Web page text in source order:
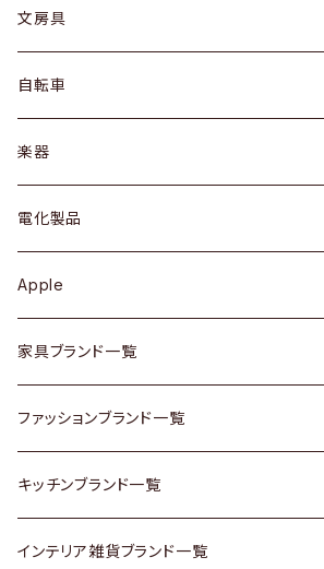
デスク / コンソール
ドレッサー
シェルフ
キュリオケース / 飾り棚
カップボード / 食器棚
チェスト
その他家具
Vintageヴィンテージ / Antiqueアンティーク
Designers / デザイナーズ
ピアス / イヤリング
バッグ
アウター
トップス
ワンピース
ボトムス
靴
スカーフ
腕時計
Vintage / ヴィンテージ
カップ / マグ
プレート / ボウル
カトラリー
ケトル / ティーポット
鍋 / フライパン
Vintage / ヴィンテージ
銀製品
和物 / 作家物
その他キッチン雑貨
文房具
自転車
dahon
楽器
ギター
ベース
その他楽器
電化製品
Apple
家具ブランド一覧
ACME Furniture / アクメ ファニチャー
ACTUS / アクタス
arflex / アルフレックス
ファッションブランド一覧
agnes b / アニエス ベー
BALLY / バリー
キッチンブランド一覧
ARABIA / アラビア
インテリア雑貨ブランド一覧